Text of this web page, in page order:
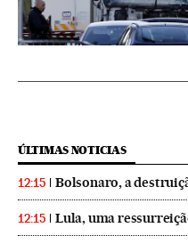
ÚLTIMAS NOTICIAS
12:15 Bolsonaro, a
12:15 Lula, uma